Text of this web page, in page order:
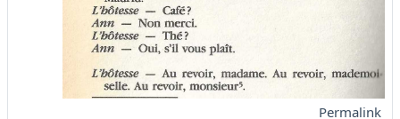
Permalink